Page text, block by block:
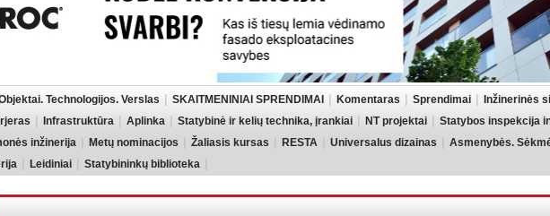
Technologijos. Verslas SKAITMENINIAI SPRENDIMAI Komentaras Sprendimai
Inžinerinės
Infrastruktūra Aplinka Statybinė ir kelių technika, įrankiai NT projektai
Statybos inspekcija
inžinerija
Metų nominacijos Žaliasis kursas RESTA Universalus dizainas
Asmenybės.
Leidiniai Statybininkų biblioteka